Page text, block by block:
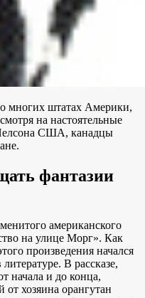
многих штатах Америки,
на настоятельные
США, канадцы
фантазии
американского
на улице Морг». Как
произведения начался
В рассказе,
начала и до конца,
от хозяина орангутан